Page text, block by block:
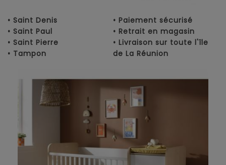
• Saint Denis
• Saint Paul
• Saint Pierre
• Tampon
• Paiement sécurisé
• Retrait en magasin
• Livraison sur toute l'île
de La Réunion